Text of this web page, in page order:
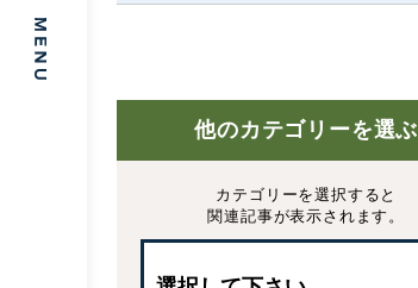
他のカテゴリーを選ぶ
カテゴリーを選択すると
関連記事が表示されます。